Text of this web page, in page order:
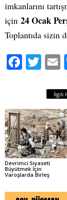
imkanlarını
için 24 Ocak
Toplantıda sizin
Fa
ok
T
tte
r
İlgili
Devrimci Siyaseti
Büyütmek İçin
Varoşlarda Birleş